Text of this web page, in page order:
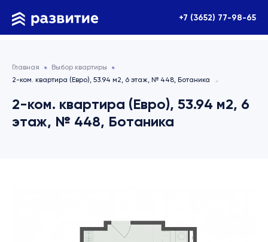
+7 (3652) 77-98-65
Главная
Выбор квартиры
2-ком. квартира (Евро), 53.94 м2, 6 этаж, № 448, Ботаника
2-ком. квартира (Евро), 53.94 м2, 6
этаж, № 448, Ботаника